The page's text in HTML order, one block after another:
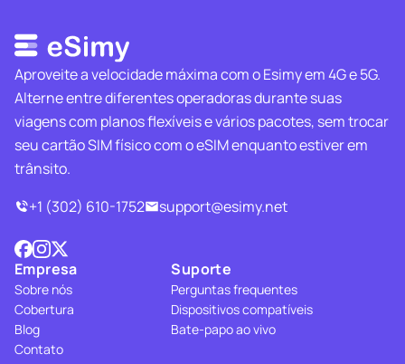
Aproveite a velocidade máxima com o Esimy em 4G e 5G.
Alterne entre diferentes operadoras durante suas
viagens com planos flexíveis e vários pacotes, sem trocar
seu cartão SIM físico com o eSIM enquanto estiver em
trânsito.
+1 (302) 610-1752
support@esimy.net
Empresa
Sobre nós
Cobertura
Blog
Contato
Suporte
Perguntas frequentes
Dispositivos compatíveis
Bate-papo ao vivo